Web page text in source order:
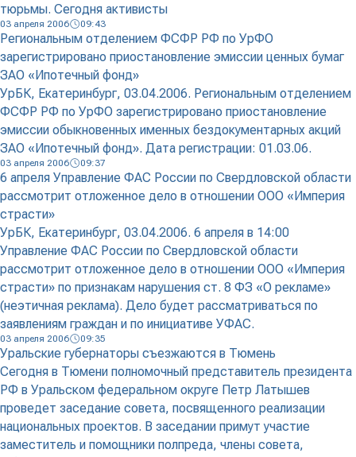
тюрьмы. Сегодня активисты
03 апреля 2006 09:43
Региональным отделением ФСФР РФ по УрФО
зарегистрировано приостановление эмиссии ценных бумаг
ЗАО «Ипотечный фонд»
УрБК, Екатеринбург, 03.04.2006. Региональным отделением
ФСФР РФ по УрФО зарегистрировано приостановление
эмиссии обыкновенных именных бездокументарных акций
ЗАО «Ипотечный фонд». Дата регистрации: 01.03.06.
03 апреля 2006 09:37
6 апреля Управление ФАС России по Свердловской области
рассмотрит отложенное дело в отношении ООО «Империя
страсти»
УрБК, Екатеринбург, 03.04.2006. 6 апреля в 14:00
Управление ФАС России по Свердловской области
рассмотрит отложенное дело в отношении ООО «Империя
страсти» по признакам нарушения ст. 8 ФЗ «О рекламе»
(неэтичная реклама). Дело будет рассматриваться по
заявлениям граждан и по инициативе УФАС.
03 апреля 2006 09:35
Уральские губернаторы съезжаются в Тюмень
Сегодня в Тюмени полномочный представитель президента
РФ в Уральском федеральном округе Петр Латышев
проведет заседание совета, посвященного реализации
национальных проектов. В заседании примут участие
заместитель и помощники полпреда, члены совета,